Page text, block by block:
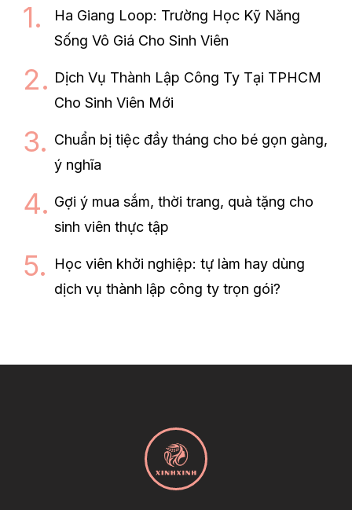
Ha Giang Loop: Trường Học Kỹ Năng
Sống Vô Giá Cho Sinh Viên
Dịch Vụ Thành Lập Công Ty Tại TPHCM
Cho Sinh Viên Mới
Chuẩn bị tiệc đầy tháng cho bé gọn gàng,
ý nghĩa
Gợi ý mua sắm, thời trang, quà tặng cho
sinh viên thực tập
Học viên khởi nghiệp: tự làm hay dùng
dịch vụ thành lập công ty trọn gói?